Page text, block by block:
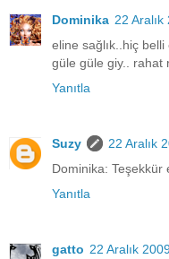
Dominika 22
eline sağlık..hiç
güle güle giy.. rahat
Yanıtla
Suzy
22 Aralık
Dominika: Teşekkür
Yanıtla
gatto 22 Aralık